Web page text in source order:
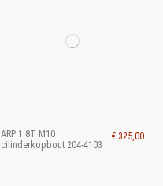
ARP 1.8T M10
cilinderkopbout 204-4103
€ 325,00